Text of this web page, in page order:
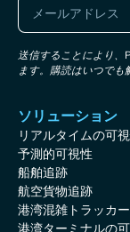
送信することにより
ます。購読はいつでも
ソリューション
リアルタイムの可
予測的可視性
船舶追跡
航空貨物追跡
港湾混雑トラッカー
港湾ターミナルの